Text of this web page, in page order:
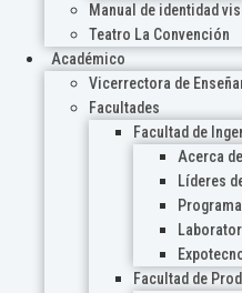
Manual de identidad
Teatro La Convención
Académico
Vicerrectora de
Facultades
Facultad de
Acerca
Líderes
Facultad de